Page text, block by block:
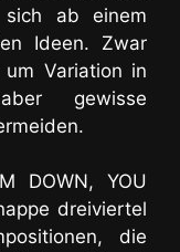
ab einem
Ideen. Zwar
Variation in
gewisse
DOWN, YOU
dreiviertel
die